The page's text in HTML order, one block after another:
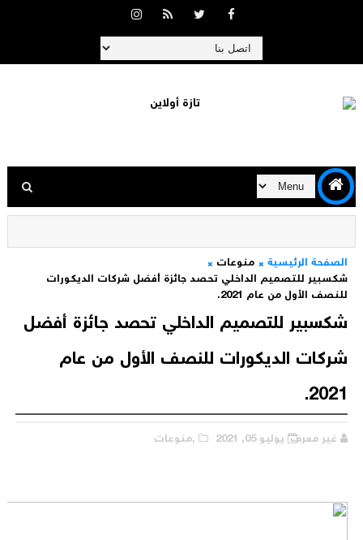
الصفحة الرئيسية
منوعات
شكسبير للتصميم الداخلي تحصد جائزة أفضل شركات الديكورات
للنصف الأول من عام 2021.
شكسبير للتصميم الداخلي تحصد جائزة أفضل
شركات الديكورات للنصف الأول من عام
2021.
غير معرف يوليو 05, 2021 ,منوعات